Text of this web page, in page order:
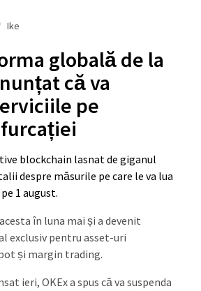
Ike
globală de la
că va
pe
blockchain lasnat de giganul
despre măsurile pe care le va lua
1 august.
în luna mai și a devenit
exclusiv pentru asset-uri
și margin trading.
ieri, OKEx a spus că va suspenda